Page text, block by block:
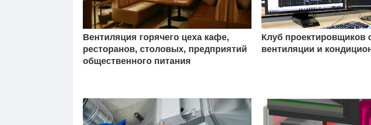
Вентиляция горячего цеха кафе,
ресторанов, столовых, предприятий
общественного питания
Клуб проектировщиков
вентиляции и